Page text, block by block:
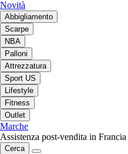
Novità
Abbigliamento
Scarpe
NBA
Palloni
Attrezzatura
Sport US
Lifestyle
Fitness
Outlet
Marche
Assistenza post-vendita in Francia
Cerca